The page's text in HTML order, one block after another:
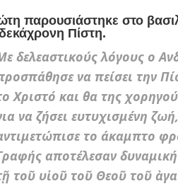
παρουσιάστηκε στο
Πίστη.
δελεαστικούς λόγους ο
να πείσει την
Χριστό και θα της
να ζήσει ευτυχισμένη
το άκαμπτο
αποτέλεσαν
τοῦ υἱοῦ τοῦ Θεοῦ τοῦ